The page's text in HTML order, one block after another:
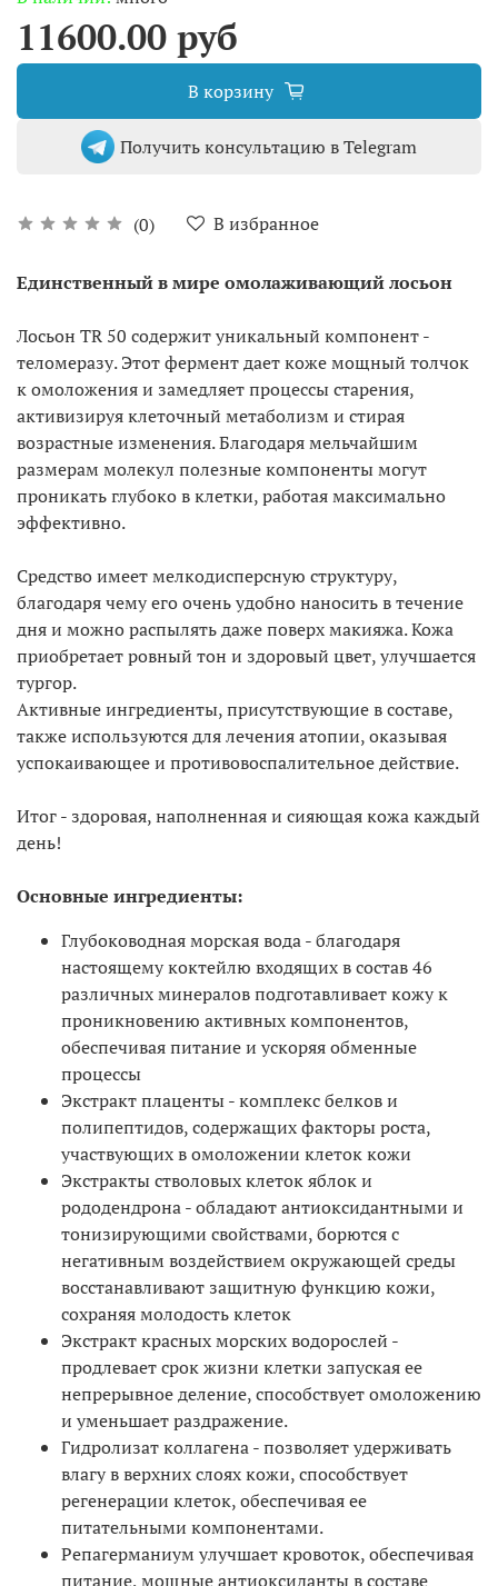
(0) В избранное
11600.00 руб
В корзину
Получить консультацию в Telegram
Единственный в мире омолаживающий лосьон
Лосьон TR 50 содержит уникальный компонент -
теломеразу. Этот фермент дает коже мощный толчок
к омоложения и замедляет процессы старения,
активизируя клеточный метаболизм и стирая
возрастные изменения. Благодаря мельчайшим
размерам молекул полезные компоненты могут
проникать глубоко в клетки, работая максимально
эффективно.
Средство имеет мелкодисперсную структуру,
благодаря чему его очень удобно наносить в течение
дня и можно распылять даже поверх макияжа. Кожа
приобретает ровный тон и здоровый цвет, улучшается
тургор.
Активные ингредиенты, присутствующие в составе,
также используются для лечения атопии, оказывая
успокаивающее и противовоспалительное действие.
Итог - здоровая, наполненная и сияющая кожа каждый
день!
Основные ингредиенты:
Глубоководная морская вода - благодаря
настоящему коктейлю входящих в состав 46
различных минералов подготавливает кожу к
проникновению активных компонентов,
обеспечивая питание и ускоряя обменные
процессы
Экстракт плаценты - комплекс белков и
полипептидов, содержащих факторы роста,
участвующих в омоложении клеток кожи
Экстракты стволовых клеток яблок и
рододендрона - обладают антиоксидантными и
тонизирующими свойствами, борются с
негативным воздействием окружающей среды
восстанавливают защитную функцию кожи,
сохраняя молодость клеток
Экстракт красных морских водорослей -
продлевает срок жизни клетки запуская ее
непрерывное деление, способствует омоложению
и уменьшает раздражение.
Гидролизат коллагена - позволяет удерживать
влагу в верхних слоях кожи, способствует
регенерации клеток, обеспечивая ее
питательными компонентами.
Репагерманиум улучшает кровоток, обеспечивая
питание, мощные антиоксиданты в составе